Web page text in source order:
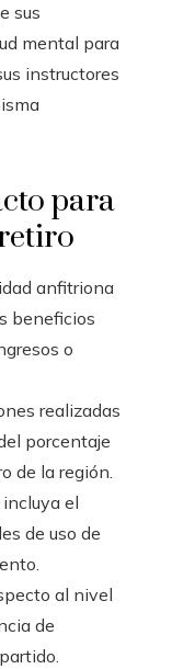
sus
mental para
instructores
para
anfitriona
beneficios
o
realizadas
porcentaje
de la región.
el
de uso de
al nivel
de